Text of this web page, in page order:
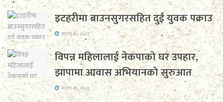
इटहरीमा ब्राउनसुगरसहित दुई युवक पक्राउ
साउन २५, २०८३
विपन्न महिलालाई नेकपाको घर उपहार,
झापामा आवास अभियानको सुरुआत
साउन २५, २०८३